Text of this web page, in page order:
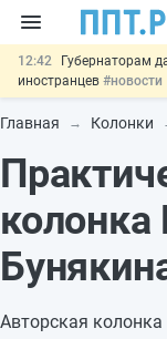
12:42
Губернаторам
иностранцев #новости
12:05 ФНС изменит
органы
#новости
отношений
10:48 Ужесточат
13:16
Могут
Главная Колонки
Авторская